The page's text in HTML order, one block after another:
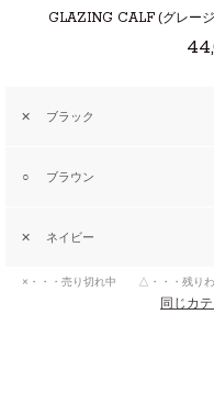
GLAZING CALF (グレー
✕ ブラック
○ ブラウン
✕ ネイビー
×・・・売り切れ中 △・・・残り
同じカ